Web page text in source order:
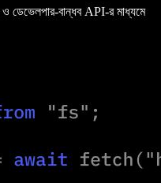
ডেভেলপার-বান্ধব API-র মাধ্যমে